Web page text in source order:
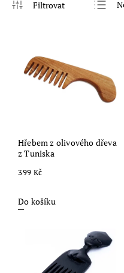
Hřebem z olivového dřeva
z Tuniska
399 Kč
Do košíku